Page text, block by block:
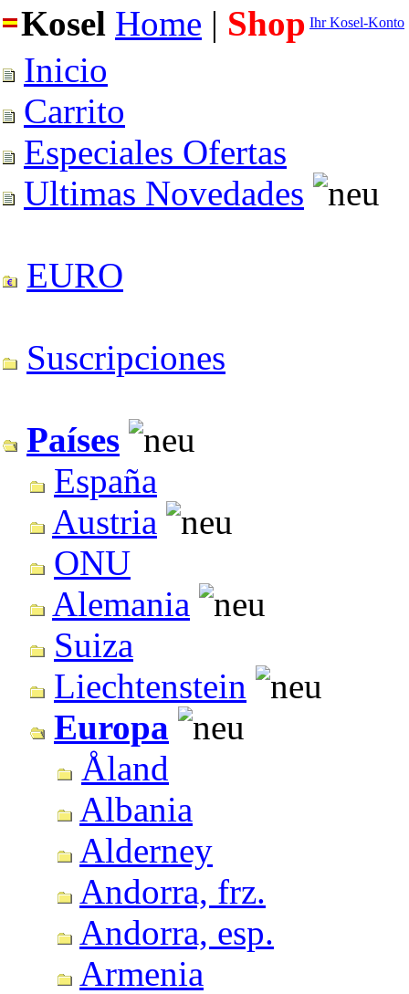
Kosel Home | Shop Ihr Kosel-Konto
Inicio
Carrito
Especiales Ofertas
Ultimas Novedades
EURO
Suscripciones
Países
España
Austria
ONU
Alemania
Suiza
Liechtenstein
Europa
Åland
Albania
Alderney
Andorra, frz.
Andorra, esp.
Armenia